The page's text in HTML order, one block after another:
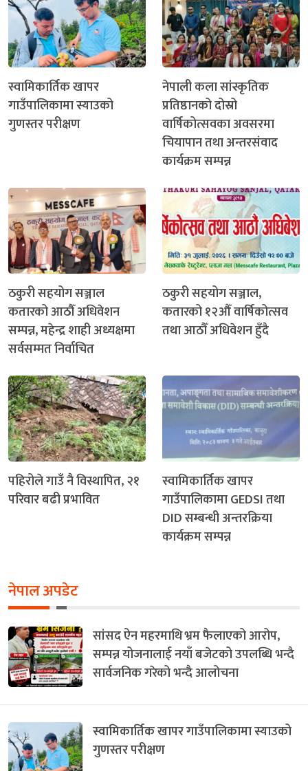
स्वामिकार्तिक खापर
गाउँपालिकामा स्याउको
गुणस्तर परीक्षण
नेपाली कला सांस्कृतिक
प्रतिष्ठानको दोस्रो
वार्षिकोत्सवका अवसरमा
चियापान तथा अन्तरसंवाद
कार्यक्रम सम्पन्न
ठकुरी सहयोग सञ्जाल
कतारको आठौँ अधिवेशन
सम्पन्न, महेन्द्र शाही अध्यक्षमा
सर्वसम्मत निर्वाचित
ठकुरी सहयोग सञ्जाल,
कतारको १२औँ वार्षिकोत्सव
तथा आठौँ अधिवेशन हुँदै
पहिरोले गाउँ नै विस्थापित, २१
परिवार बढी प्रभावित
स्वामिकार्तिक खापर
गाउँपालिकामा GEDSI तथा
DID सम्बन्धी अन्तरक्रिया
कार्यक्रम सम्पन्न
नेपाल अपडेट
सांसद ऐन महरमाथि भ्रम फैलाएको आरोप,
सम्पन्न योजनालाई नयाँ बजेटको उपलब्धि भन्दै
सार्वजनिक गरेको भन्दै आलोचना
स्वामिकार्तिक खापर गाउँपालिकामा स्याउको
गुणस्तर परीक्षण